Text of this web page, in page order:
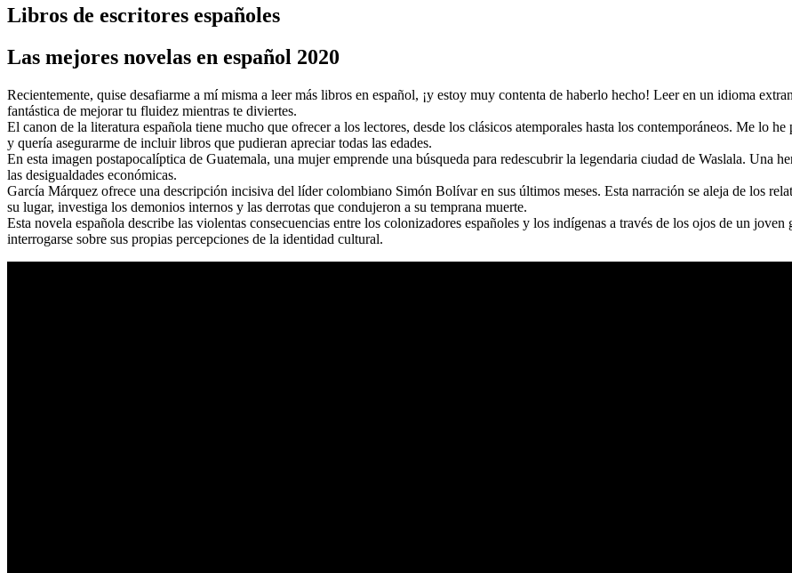
Libros de escritores españoles
Las mejores novelas en español 2020
Recientemente, quise desafiarme a mí misma a leer más libros en español, ¡y estoy muy contenta de haberlo hecho! Leer en un idioma
fantástica de mejorar tu fluidez mientras te diviertes.
El canon de la literatura española tiene mucho que ofrecer a los lectores, desde los clásicos atemporales hasta los contemporáneos. Me lo
y quería asegurarme de incluir libros que pudieran apreciar todas las edades.
En esta imagen postapocalíptica de Guatemala, una mujer emprende una búsqueda para redescubrir la legendaria ciudad de Waslala. Una
las desigualdades económicas.
García Márquez ofrece una descripción incisiva del líder colombiano Simón Bolívar en sus últimos meses. Esta narración se aleja de los
su lugar, investiga los demonios internos y las derrotas que condujeron a su temprana muerte.
Esta novela española describe las violentas consecuencias entre los colonizadores españoles y los indígenas a través de los ojos de un
interrogarse sobre sus propias percepciones de la identidad cultural.